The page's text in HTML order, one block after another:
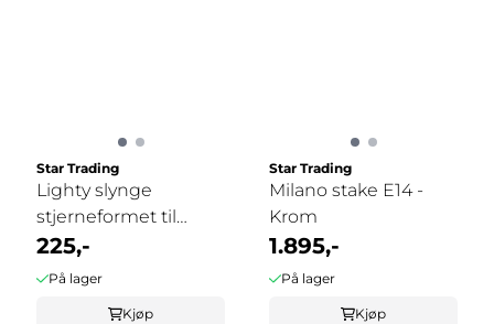
Star Trading
Lighty slynge
stjerneformet til
papirstjerner ...
225,-
På lager
Kjøp
Star Trading
Milano stake E14 -
Krom
1.895,-
På lager
Kjøp